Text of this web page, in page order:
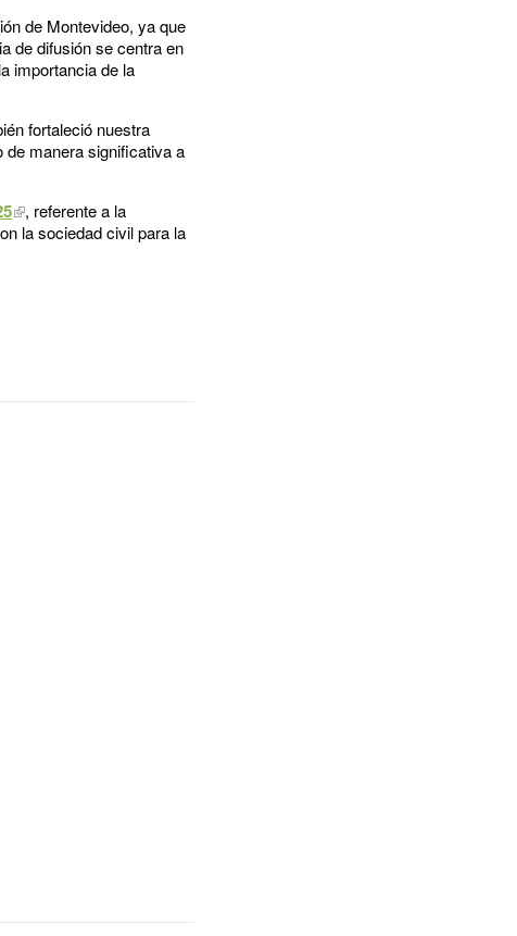
de Montevideo, ya que
de difusión se centra en
importancia de la
fortaleció nuestra
de manera significativa a
, referente a la
la sociedad civil para la